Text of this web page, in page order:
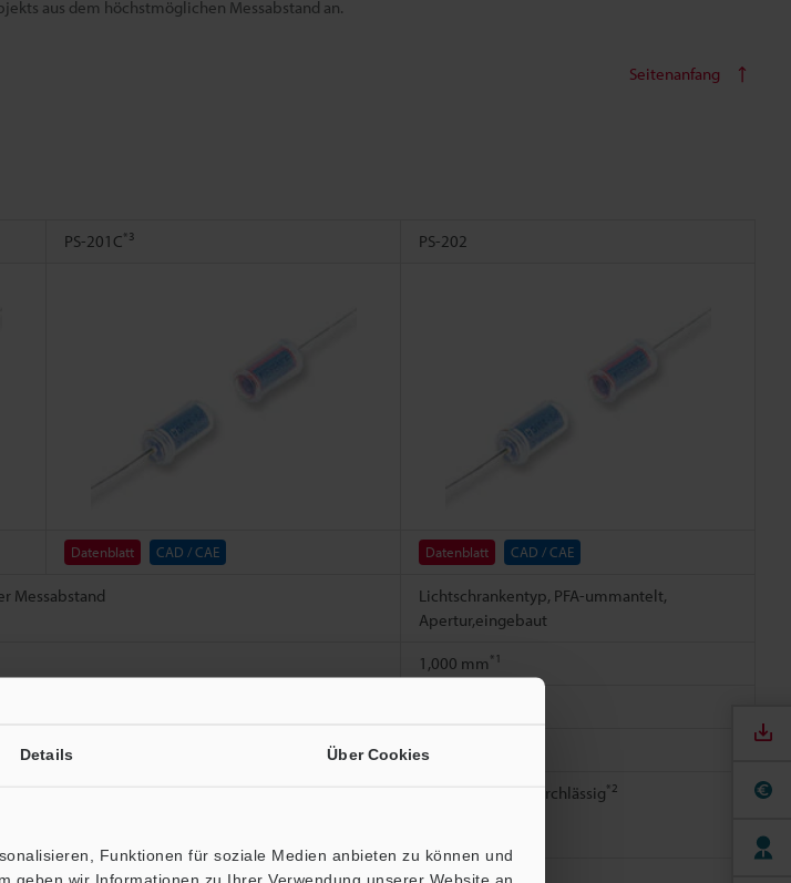
Details Über Cookies
Funktionen für soziale Medien anbieten zu können und
geben wir Informationen zu Ihrer Verwendung unserer Website an
aus dem höchstmöglichen Messabstand an.
Seitenanfang
PS-201C*3 PS-202
Datenblatt CAD / CAE Datenblatt CAD / CAE
Messabstand
Lichtschrankentyp, PFA-ummantelt,
Apertur,eingebaut
1,000 mm *1
0,5 mm, lichtundurchlässig*2